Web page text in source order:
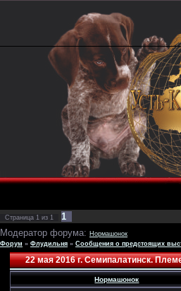
Страница 1 из 1
1
Модератор форума: Нормашонок
Форум » Флудильня » Сообщения о предстоящих
22 мая 2016 г. Семипалатинск.
Нормашонок